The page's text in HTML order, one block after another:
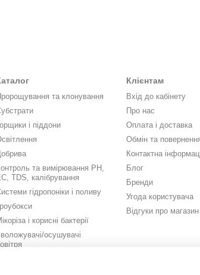
та клонування
і піддони
та вимірювання PH,
TDS, калібрування
гідропоніки і поливу
і корисні бактерії
осушувачі
Клієнтам
Вхід до кабінету
Про нас
Оплата і доставка
Обмін та
Контактна
Блог
Бренди
Угода користувача
Відгуки про магазин